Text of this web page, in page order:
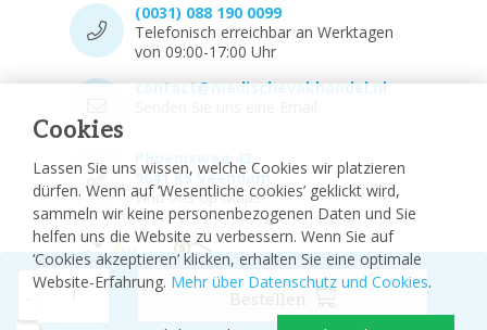
Cookies
Lassen Sie uns wissen, welche Cookies wir platzieren
dürfen. Wenn auf ‘Wesentliche cookies’ geklickt wird,
sammeln wir keine personenbezogenen Daten und Sie
helfen uns die Website zu verbessern. Wenn Sie auf
‘Cookies akzeptieren’ klicken, erhalten Sie eine optimale
Website-Erfahrung. Mehr über Datenschutz und Cookies.
(0031) 088 190 0099
Telefonisch erreichbar an Werktagen
von 09:00-17:00 Uhr
contact@medischevakhandel.nl
Phoenixweg 43,
9641 KS Veendam
Vind ons op Maps.